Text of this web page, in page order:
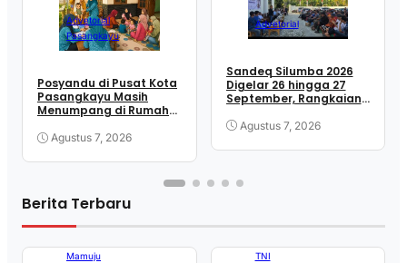
Advetorial
Pasangkayu
Posyandu di Pusat Kota
Pasangkayu Masih
Menumpang di Rumah
Agustus 7, 2026
Advetorial
Sandeq Silumba 2026
Digelar 26 hingga 27
September, Rangkaian
Agustus 7, 2026
Berita Terbaru
Mamuju TNI